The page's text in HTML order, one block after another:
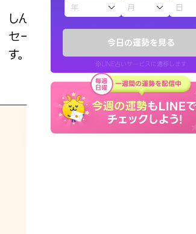
今日の運勢を見る
※LINE占いサービスに遷移します
えもじの子（占）12星座占い
お知らせ
しんどくなってましたが、先生のメッ
セージを読み返してお守りにしてま
す。
40代 女性